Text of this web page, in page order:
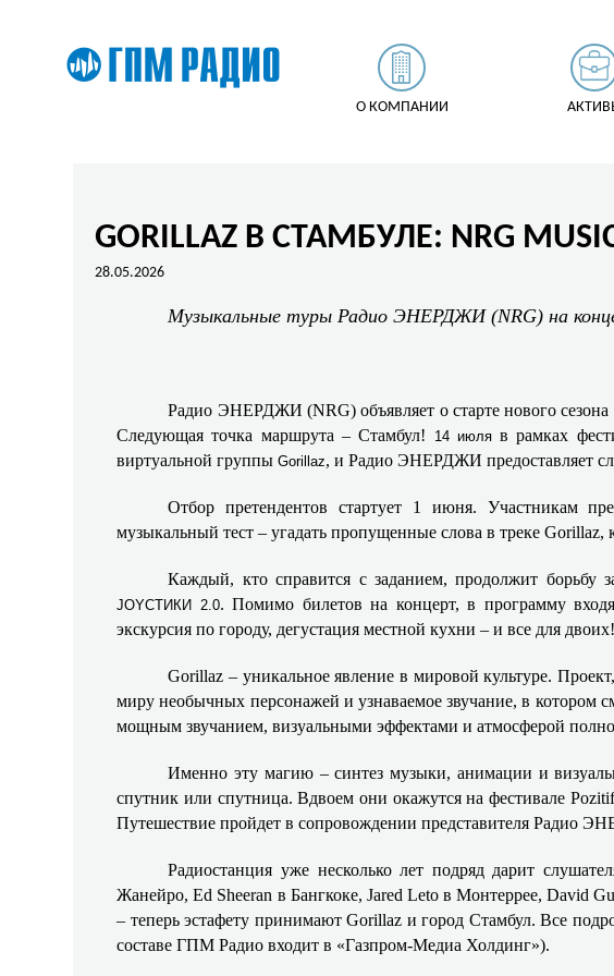
О КОМПАНИИ
GORILLAZ В СТАМБУЛЕ: NRG
28.05.2026
Музыкальные туры Радио ЭНЕРДЖИ (NRG) на
Радио ЭНЕРДЖИ (NRG) объявляет о старте нового сезона
Следующая точка маршрута – Стамбул!
14 июляв рамках
виртуальной группыGorillaz, и Радио ЭНЕРДЖИ предоставляет
Отбор претендентов стартует 1 июня. Участникам
музыкальный тест – угадать пропущенные слова в треке
Каждый, кто справится с заданием, продолжит борьбу
JOYСТИКИ 2.0. Помимо билетов на концерт, в программу
экскурсия по городу, дегустация местной кухни – и все для двоих!
Gorillaz – уникальное явление в мировой культуре.
миру необычных персонажей и узнаваемое звучание, в котором
мощным звучанием, визуальными эффектами и атмосферой
Именно эту магию – синтез музыки, анимации и
спутник или спутница. Вдвоем они окажутся на фестивале
Путешествие пройдет в сопровождении представителя Радио
Радиостанция уже несколько лет подряд дарит
Жанейро, Ed Sheeran в Бангкоке, Jared Leto в Монтеррее, David
– теперь эстафету принимают Gorillaz и город Стамбул. Все
составе ГПМ Радио входит в «Газпром-Медиа Холдинг»).